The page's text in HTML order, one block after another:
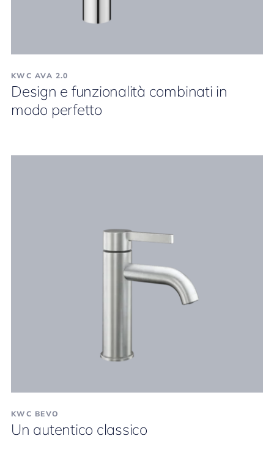
KWC AVA 2.0
Design e funzionalità combinati in
modo perfetto
KWC BEVO
Un autentico classico